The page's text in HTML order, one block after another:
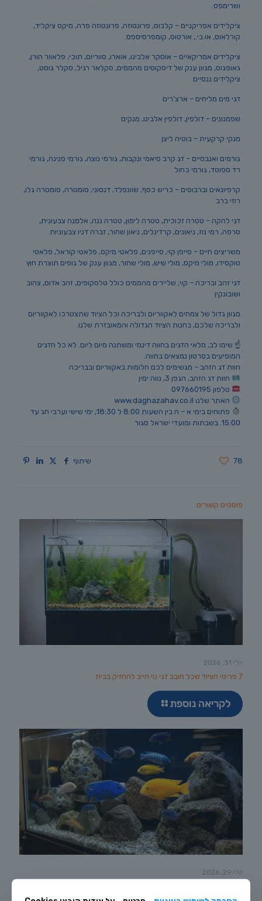
ושרימפס.
ציקלידים אפריקניים – קלבוס, פרונטוזה, פרונטוזה פרה, מיקס ציקליד,
קורלאוס, או.בי., אורטוס, קומפרסיספס.
ציקלידים אמריקאיים – אוסקר אלבינו, אוארו, סווריום, תוכי, פלאוור הורן,
גאופגוס, מגוון ענק של דיסקוסים מהממים, סקלאר רגיל, סקלר גוסט,
ציקלידים ננסיים
דגי מים מליחים – ארצ'רים
שפמנונים – דולפין, דולפין אלבינו, מנקים
מנקי קרקעית – בוטיה ליצן
גורמים ואנבסיים – דג קרב סיאמי ונקבות, גורמי נוצה, גורמי פנינה, גורמי
רד ספוטד, גורמי כחול
קרפיונאים וברבוסים – כריש כסף, שוונפלד, דנסוני, סומטרה, סומטרה גלו,
רוזי ברב
דגי להקה – טטרה זכוכית, טטרה לימון, טטרה ננה, אלמנה צבעונית,
סרפה, רמי נוז, ניאונים, קרדינלים, ניאון שחור, זברה דניו צבעוניות
משריצים חיים – סייפן קוי, סייפנים, פלאטי מיקס, פלאטי קוראל, פלאטי
טוקסידו, מולי מיקס, מולי שיש, מולי שחור, מגוון ענק של גופים תוצרת חוץ
דגי זהב ובריכה – קוי, שליירים מהממים כולל טלסקופים, זהב אדום, צהוב
ושובונקין
מגוון גדול של צמחים לאקווריום ולבריכה וכל הציוד שתצטרכו לאקווריום
ולבריכה שלכם, בחנות הציוד הגדולה והמאובזרת שלנו.
☝️ שימו לב, מלאי הדגים בחווה דינמי ומשתנה מיום ליום. לא כל הדגים
המופיעים בסרטון נמצאים בחווה.
חוות דג הזהב – מגשימים לכם חלומות באקווריום ובבריכה
חוות דג הזהב, הגפן 3, נווה ימין
טלפון 097660195
האתר שלנו www.daghazahav.co.il
פתוחים בימי א – ה בין השעות 8:00 ל 18:30, ימי שישי וערבי חג עד
15:00. בשבתות ומועדי ישראל סגור
שיתוף 78
פוסטים קשורים
יולי 31, 2026
7 פריטי הציוד שכל חובב דגי נוי חייב להחזיק בבית
לקריאה נוספת
יולי 29, 2026